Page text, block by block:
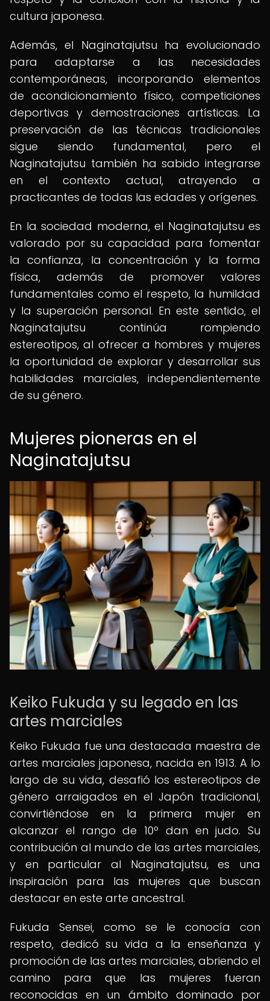
cultura japonesa.
Además, el Naginatajutsu ha evolucionado
para adaptarse a las necesidades
contemporáneas, incorporando elementos
de acondicionamiento físico, competiciones
deportivas y demostraciones artísticas. La
preservación de las técnicas tradicionales
sigue siendo fundamental, pero el
Naginatajutsu también ha sabido integrarse
en el contexto actual, atrayendo a
practicantes de todas las edades y orígenes.
En la sociedad moderna, el Naginatajutsu es
valorado por su capacidad para fomentar
la confianza, la concentración y la forma
física, además de promover valores
fundamentales como el respeto, la humildad
y la superación personal. En este sentido, el
Naginatajutsu continúa rompiendo
estereotipos, al ofrecer a hombres y mujeres
la oportunidad de explorar y desarrollar sus
habilidades marciales, independientemente
de su género.
Mujeres pioneras en el
Naginatajutsu
Keiko Fukuda y su legado en las
artes marciales
Keiko Fukuda fue una destacada maestra de
artes marciales japonesa, nacida en 1913. A lo
largo de su vida, desafió los estereotipos de
género arraigados en el Japón tradicional,
convirtiéndose en la primera mujer en
alcanzar el rango de 10º dan en judo. Su
contribución al mundo de las artes marciales,
y en particular al Naginatajutsu, es una
inspiración para las mujeres que buscan
destacar en este arte ancestral.
Fukuda Sensei, como se le conocía con
respeto, dedicó su vida a la enseñanza y
promoción de las artes marciales, abriendo el
camino para que las mujeres fueran
reconocidas en un ámbito dominado por